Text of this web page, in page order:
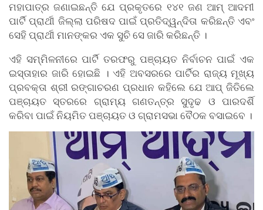
ମହାପାତ୍ର ଜଣାଇଛନ୍ତି ଯେ ପ୍ରକୃତରେ ୧୪୧ ଜଣ ଆମ୍ ଆଦମୀ
ପାର୍ଟି ପ୍ରାର୍ଥୀ ଜିଲ୍ଲା ପରିଷଦ ପାଇଁ ପ୍ରତିଦ୍ୱନ୍ଦିତା କରିଛନ୍ତି ଏବଂ
ସେହି ପ୍ରାର୍ଥୀ ମାନଙ୍କର ଏକ ସୁଚି ସେ ଜାରି କରିଛନ୍ତି ।
ଏହି ସମ୍ମିଳନୀରେ ପାର୍ଟି ତରଫରୁ ପଞ୍ଚାୟତ ନିର୍ବାଚନ ପାଇଁ ଏକ
ଇସ୍ତାହାର ଜାରି ହୋଇଛି । ଏହି ଅବସରରେ ପାର୍ଟିର ରାଜ୍ୟ ମୂଖ୍ୟ
ପ୍ରବକ୍ତା ଶ୍ରୀ ରଙ୍ଗାଚରଣ ପ୍ରଧାନ କହିଲେ ଯେ ଆପ୍ ଜିତିଲେ
ପଞ୍ଚାୟତ ସ୍ତରରେ ଗ୍ରାମ୍ୟ ଗଣତନ୍ତ୍ର ସୁଦୃଢ ଓ ପାରଦର୍ଶି
କରିବା ପାଇଁ ନିୟମିତ ପଞ୍ଚାୟତ ଓ ଗ୍ରାମସଭା ବୈଠକ ବସାଇବେ ।